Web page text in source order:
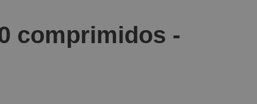
comprimidos -